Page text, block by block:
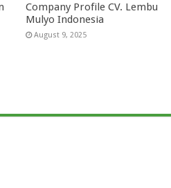
Company Profile CV. Lembu
Mulyo Indonesia
August 9, 2025